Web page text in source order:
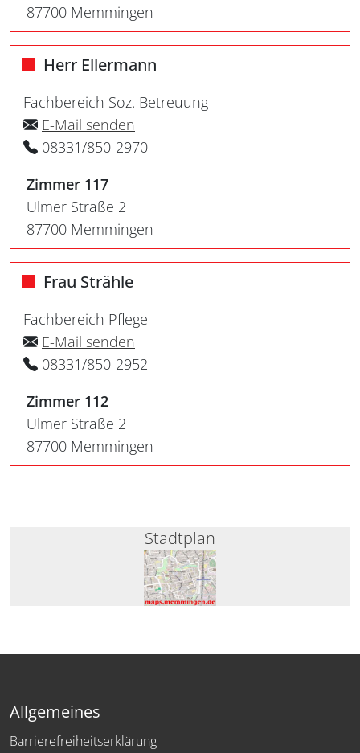
87700 Memmingen
Herr Ellermann
Fachbereich Soz. Betreuung
E-Mail senden
08331/850-2970
Zimmer 117
Ulmer Straße 2
87700 Memmingen
Frau Strähle
Fachbereich Pflege
E-Mail senden
08331/850-2952
Zimmer 112
Ulmer Straße 2
87700 Memmingen
Stadtplan
Allgemeines
Barrierefreiheitserklärung